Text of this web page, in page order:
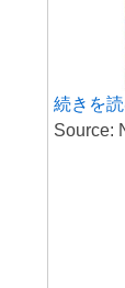
続きを
Source: